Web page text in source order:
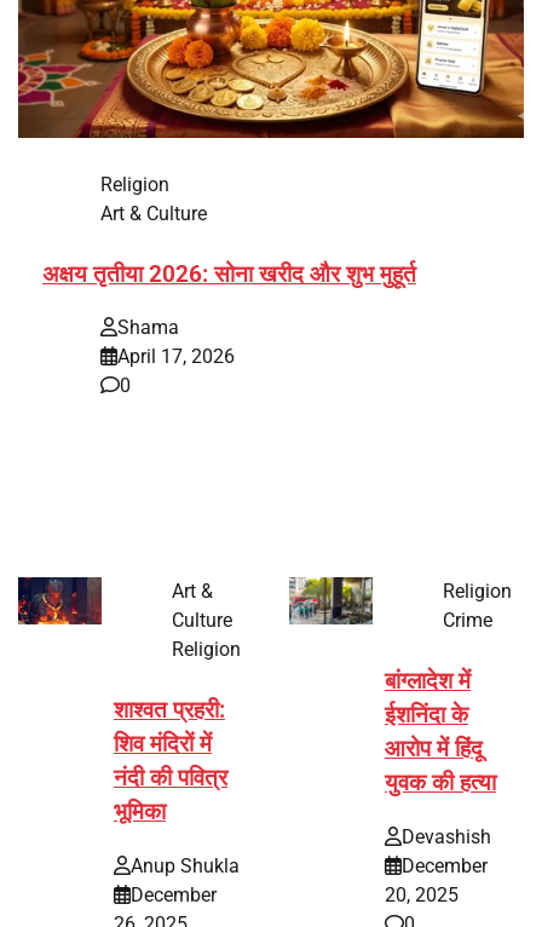
Religion
Art & Culture
अक्षय तृतीया 2026: सोना खरीद और शुभ मुहूर्त
Shama
April 17, 2026
0
Art &
Culture
Religion
शाश्वत प्रहरी:
शिव मंदिरों में
नंदी की पवित्र
भूमिका
Anup Shukla
December
Religion
Crime
बांग्लादेश में
ईशनिंदा के
आरोप में हिंदू
युवक की हत्या
Devashish
December
20, 2025